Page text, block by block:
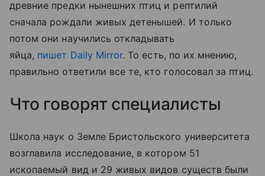
древние предки нынешних птиц и рептилий
сначала рождали живых детенышей. И только
потом они научились откладывать
яйца, пишет Daily Mirror. То есть, по их мнению,
правильно ответили все те, кто голосовал за птиц.
Что говорят специалисты
Школа наук о Земле Бристольского университета
возглавила исследование, в котором 51
ископаемый вид и 29 живых видов существ были